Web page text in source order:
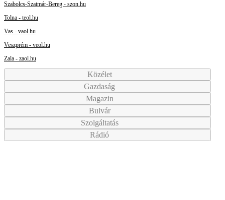
Szabolcs-Szatmár-Bereg - szon.hu
Tolna - teol.hu
Vas - vaol.hu
Veszprém - veol.hu
Zala - zaol.hu
Közélet
Gazdaság
Magazin
Bulvár
Szolgáltatás
Rádió